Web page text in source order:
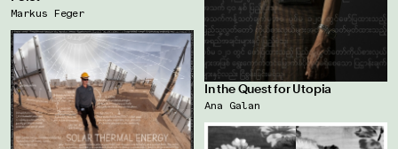
Markus Feger
In the Quest for Utopia
Ana Galan